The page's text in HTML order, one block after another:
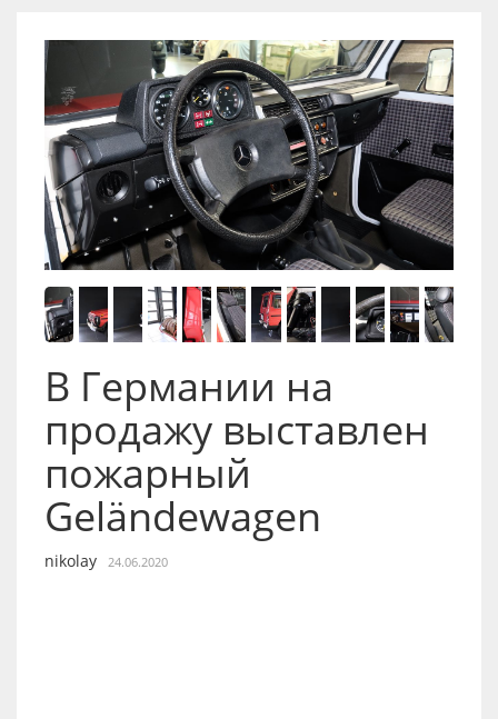
В Германии на
продажу выставлен
пожарный
Geländewagen
nikolay 24.06.2020